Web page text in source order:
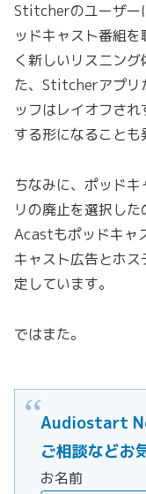
Stitcherのユーザー
ッドキャスト番組
く新しいリスニン
た、Stitcherアプリ
ッフはレイオフさ
する形になることも
ちなみに、ポッド
リの廃止を選択し
Acastもポッドキャ
キャスト広告とホ
定しています。
ではまた。
Audiostart
ご相談などお
お名前